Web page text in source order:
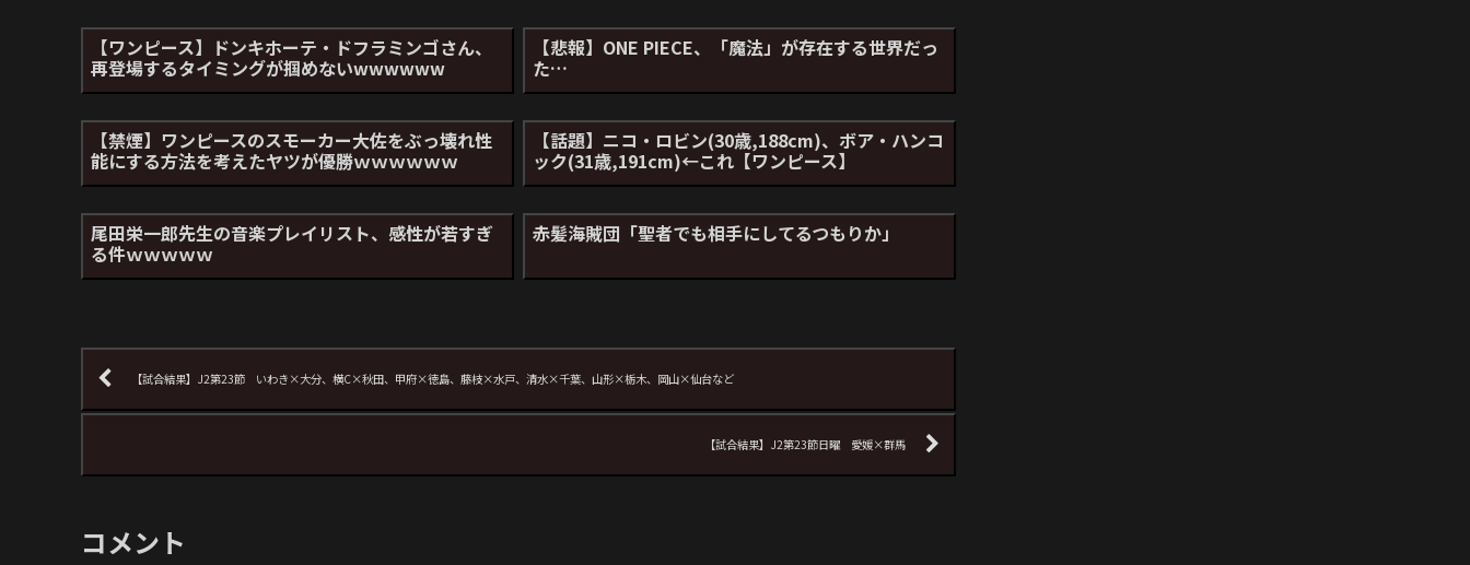
【ワンピース】ドンキホーテ・ドフラミンゴさん、
再登場するタイミングが掴めないwwwwww
【悲報】ONE PIECE、「魔法」が存在する世界だっ
た…
【禁煙】ワンピースのスモーカー大佐をぶっ壊れ性
能にする方法を考えたヤツが優勝ｗｗｗｗｗｗ
【話題】ニコ・ロビン(30歳,188cm)、ボア・ハンコ
ック(31歳,191cm)←これ【ワンピース】
尾田栄一郎先生の音楽プレイリスト、感性が若すぎ
る件ｗｗｗｗｗ
赤髪海賊団「聖者でも相手にしてるつもりか」
【試合結果】J2第23節 いわき×大分、横C×秋田、甲府×徳島、藤枝×水戸、清水×千葉、山形×栃木、岡山×仙台など
【試合結果】J2第23節日曜 愛媛×群馬
コメント